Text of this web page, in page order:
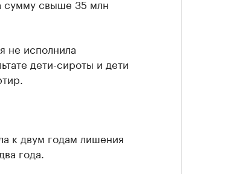
сумму свыше 35 млн
не исполнила
дети-сироты и дети
к двум годам лишения
года.